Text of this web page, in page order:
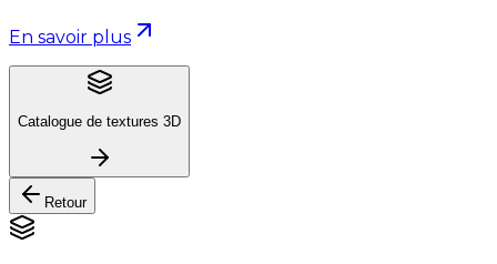
En savoir plus
Catalogue de textures 3D
Retour